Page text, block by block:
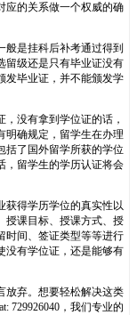
应的关系做一个权威的确
般是挂科后补考通过得到
留级还是只有毕业证没有
发毕业证，并不能颁发学
没有拿到学位证的话，
明确规定，留学生在办理
括了国外留学所获的学位
，留学生的学历认证将会
获得学历学位的真实性以
授课目标、授课方式、授
时间、签证类型等等进行
没有学位证，还是能够有
放弃。想要轻松解决这类
729926040，我们专业的